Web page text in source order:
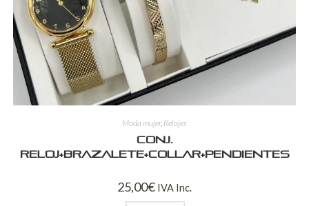
Moda mujer, Relojes
Conj.
reloj+brazalete+collar+pendientes
25,00€ IVA Inc.